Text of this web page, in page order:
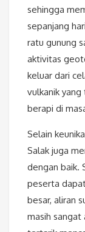
sehingga
sepanjang
ratu gunung
aktivitas
keluar dari
vulkanik
berapi di
Selain
Salak juga
dengan baik.
peserta
besar, aliran
masih sangat